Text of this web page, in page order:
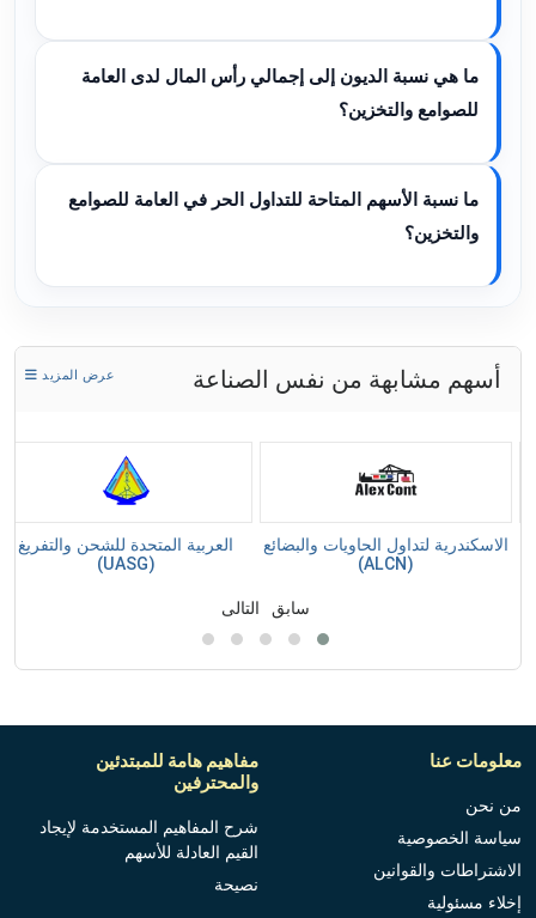
ما هي نسبة الديون إلى إجمالي رأس المال لدى العامة
للصوامع والتخزين؟
ما نسبة الأسهم المتاحة للتداول الحر في العامة للصوامع
والتخزين؟
أسهم مشابهة من نفس الصناعة عرض المزيد
الاسكندرية لتداول الحاويات والبضائع
(ALCN)
العربية المتحدة للشحن والتفريغ
(UASG)
سابق التالى
معلومات عنا
من نحن
سياسة الخصوصية
الاشتراطات والقوانين
إخلاء مسئولية
مفاهيم هامة للمبتدئين
والمحترفين
شرح المفاهيم المستخدمة لإيجاد
القيم العادلة للأسهم
نصيحة